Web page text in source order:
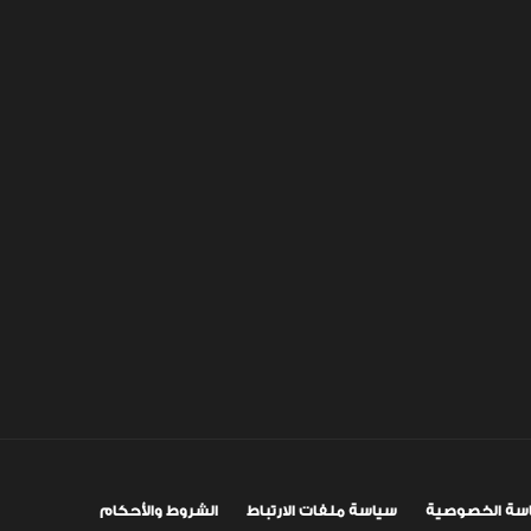
الشروط والأحكام سياسة ملفات الارتباط الخصوصية